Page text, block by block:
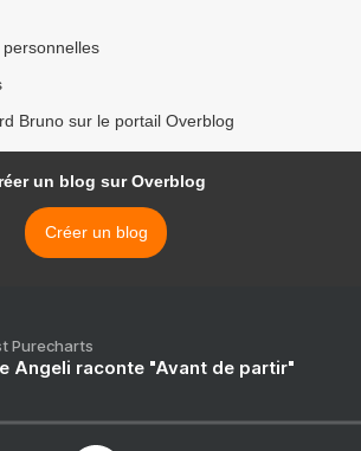
Bruno sur le portail Overblog
un blog sur Overblog
Créer un blog
Purecharts
Angeli raconte "Avant de partir"